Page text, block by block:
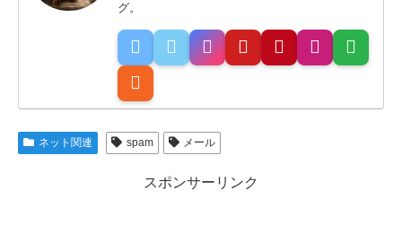
グ。
ネット関連 spam メール
スポンサーリンク